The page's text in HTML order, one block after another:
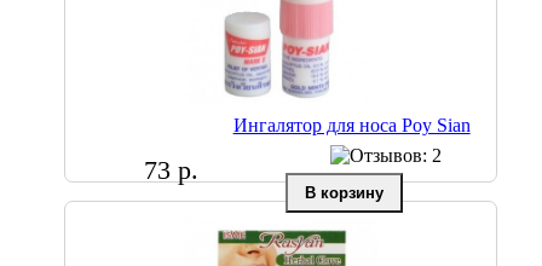
Ингалятор для носа Poy Sian
73 р.